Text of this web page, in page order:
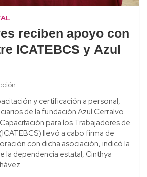
reciben apoyo con
ICATEBCS y Azul
y certificación a personal,
de la fundación Azul Cerralvo
para los Trabajadores de
llevó a cabo firma de
con dicha asociación, indicó la
la dependencia estatal, Cinthya